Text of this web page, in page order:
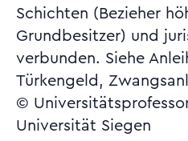
Schichten (Bezieher
Grundbesitzer) und
verbunden. Siehe
Türkengeld,
©
Universität Siegen